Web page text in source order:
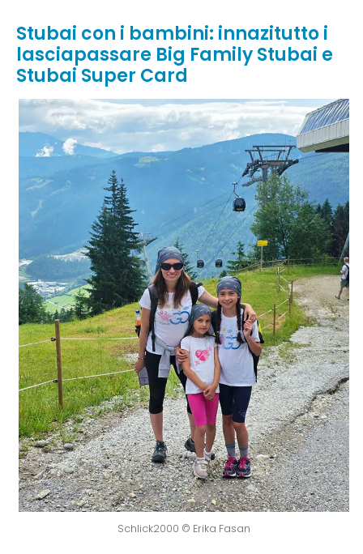
Stubai con i bambini: innazitutto i
lasciapassare Big Family Stubai e
Stubai Super Card
Schlick2000 © Erika Fasan